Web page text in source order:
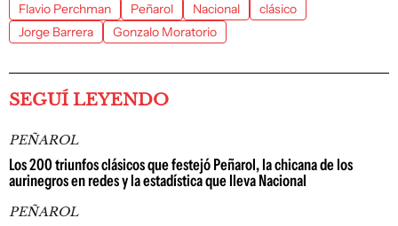
Flavio Perchman Peñarol Nacional
clásico
Jorge Barrera
Gonzalo Moratorio
SEGUÍ LEYENDO
PEÑAROL
Los 200 triunfos clásicos que festejó Peñarol, la chicana de los
aurinegros en redes y la estadística que lleva Nacional
PEÑAROL